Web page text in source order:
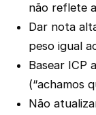
não reflete
Dar nota
peso igual
Basear ICP
(“achamos
Não